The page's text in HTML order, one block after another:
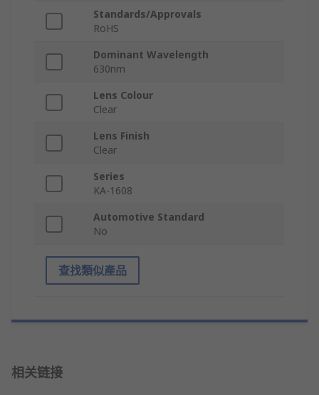
Standards/Approvals
RoHS
Dominant Wavelength
630nm
Lens Colour
Clear
Lens Finish
Clear
Series
KA-1608
Automotive Standard
No
查找類似產品
相关链接